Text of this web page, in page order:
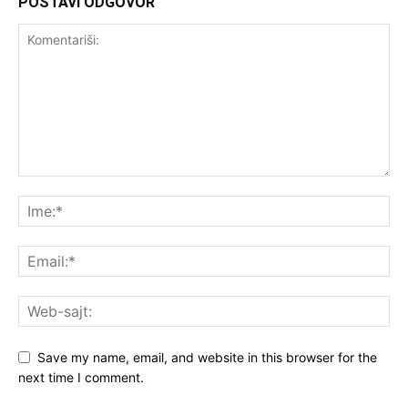
Save my name, email, and website in this browser for the
next time I comment.